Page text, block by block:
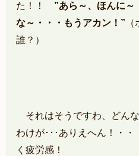
た！！
”あら～、ほんに～
な～・・・もうアカン！”
誰？）
それはそうですわ、どん
わけが･･･ありえへん！・
く疲労感！